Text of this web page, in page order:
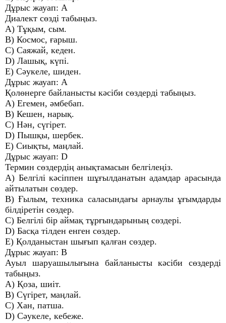
Дұрыс жауап: А
Диалект сөзді табыңыз.
A) Тұқым, сым.
B) Космос, ғарыш.
C) Саяжай, кеден.
D) Лашық, күпі.
E) Сәукеле, шиден.
Дұрыс жауап: А
Қолөнерге байланысты кәсіби сөздерді табыңыз.
A) Егемен, әмбебап.
B) Кешен, нарық.
C) Нән, сүгірет.
D) Пышқы, шербек.
E) Сиықты, маңлай.
Дұрыс жауап: D
Термин сөздердің анықтамасын белгілеңіз.
A) Белгілі кәсіппен шұғылданатын адамдар арасында
айтылатын сөздер.
B) Ғылым, техника саласындағы арнаулы ұғымдарды
білдіретін сөздер.
C) Белгілі бір аймақ тұрғындарының сөздері.
D) Басқа тілден енген сөздер.
E) Қолданыстан шығып қалған сөздер.
Дұрыс жауап: В
Ауыл шаруашылығына байланысты кәсіби сөздерді
табыңыз.
A) Қоза, шиіт.
B) Сүгірет, маңлай.
C) Хан, патша.
D) Сәукеле, кебеже.